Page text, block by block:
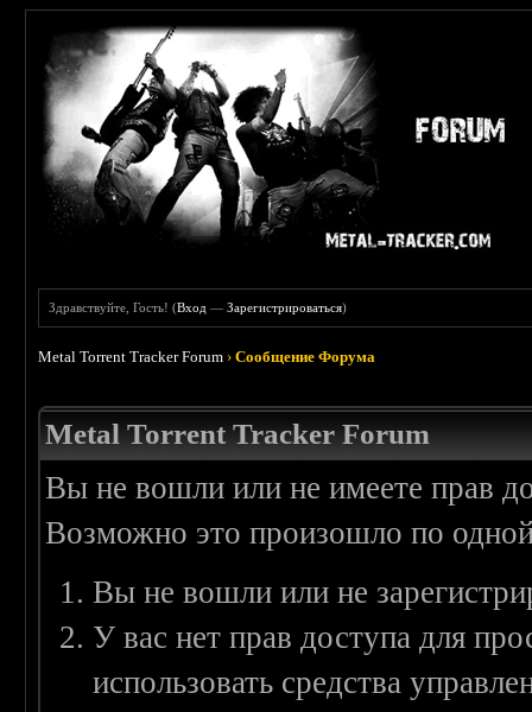
Здравствуйте, Гость! (Вход —Зарегистрироваться)
Metal Torrent Tracker Forum ›Сообщение Форума
Metal Torrent Tracker Forum
Вы не вошли или не имеете прав
Возможно это произошло по
Вы не вошли или не
У вас нет прав доступа для
использовать средства